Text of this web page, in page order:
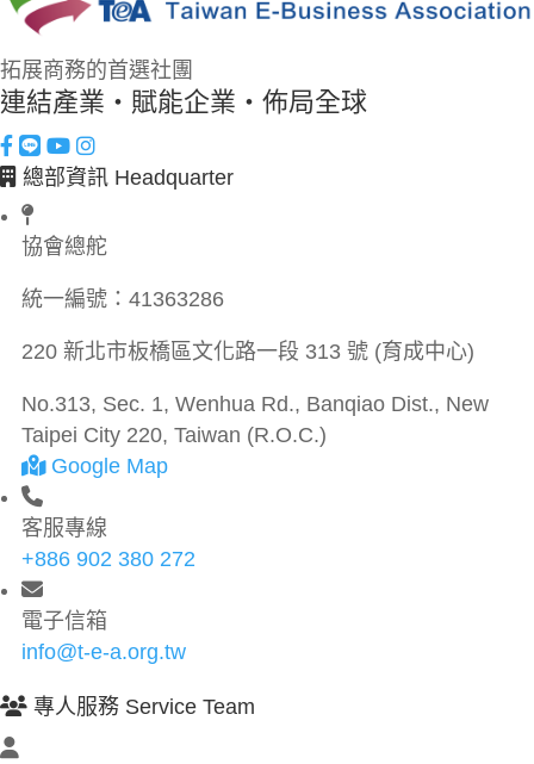
拓展商務的首選社團
連結產業・賦能企業・佈局全球
總部資訊 Headquarter
協會總舵
統一編號： 41363286
220 新北市板橋區文化路一段 313 號 (育成中心)
No.313, Sec. 1, Wenhua Rd., Banqiao Dist., New
Taipei City 220, Taiwan (R.O.C.)
Google Map
客服專線
+886 902 380 272
電子信箱
info@t-e-a.org.tw
專人服務 Service Team